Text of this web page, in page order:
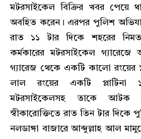
মটরসাইকেল বিক্রির খবর পেয়ে
অবহিত করেন। এরপর পুলিশ
রাত ১১ টার দিকে শহরের
কর্মকারের মটরসাইকেল গ্যারেজে
গ্যারেজ থেকে একটি কালো রংয়ের
লাল রংয়ের একটি প্লাটিনা
মটরসাইকেলসহ তাকে আটক
স্বীকারোক্তিতে রাত তিন টার দিকে
নলডাঙ্গা বাজারে আব্দুল্লাহ আল